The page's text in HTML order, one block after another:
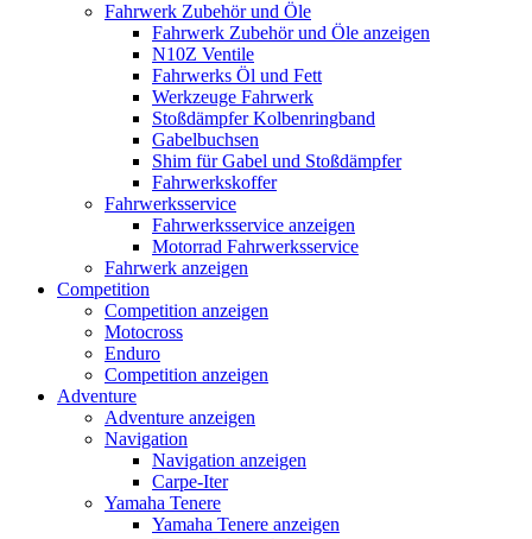
Fahrwerk Zubehör und Öle
Fahrwerk Zubehör und Öle anzeigen
N10Z Ventile
Fahrwerks Öl und Fett
Werkzeuge Fahrwerk
Stoßdämpfer Kolbenringband
Gabelbuchsen
Shim für Gabel und Stoßdämpfer
Fahrwerkskoffer
Fahrwerksservice
Fahrwerksservice anzeigen
Motorrad Fahrwerksservice
Fahrwerk anzeigen
Competition
Competition anzeigen
Motocross
Enduro
Competition anzeigen
Adventure
Adventure anzeigen
Navigation
Navigation anzeigen
Carpe-Iter
Yamaha Tenere
Yamaha Tenere anzeigen